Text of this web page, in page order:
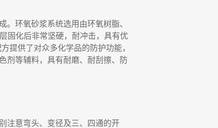
。环氧砂浆系统选用由环氧树脂、
固化后非常坚硬 ， 耐冲击，具有优
提供了对众多化学品的防护功能，
剂等辅料， 具有耐磨、耐刮擦、防
注意弯头、变径及三、四通的开